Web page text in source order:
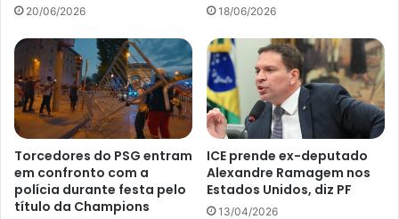
20/06/2026 18/06/2026
Torcedores do PSG entram
em confronto com a
polícia durante festa pelo
título da Champions
ICE prende ex-deputado
Alexandre Ramagem nos
Estados Unidos, diz PF
13/04/2026